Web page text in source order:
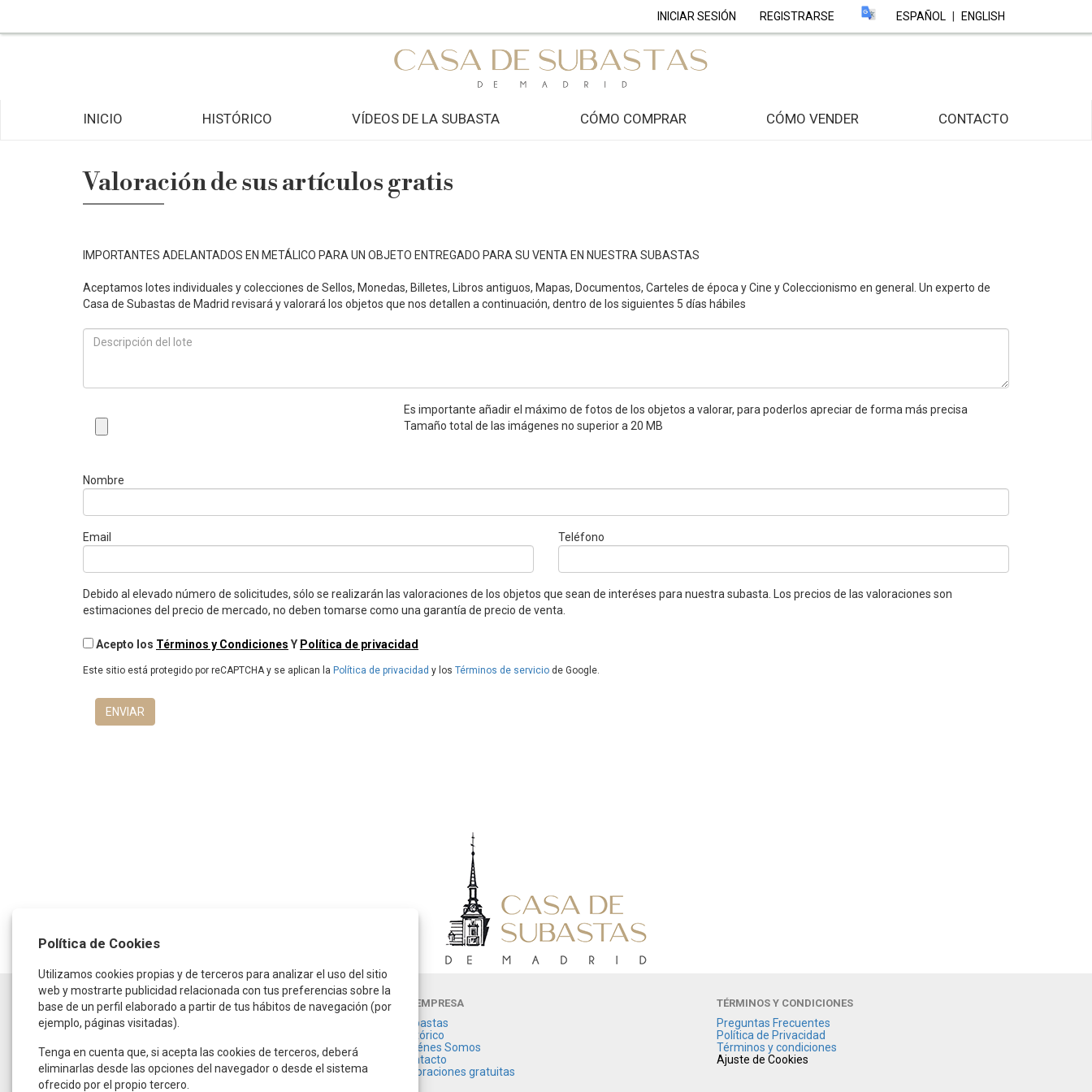
INICIAR SESIÓN REGISTRARSE ESPAÑOL ENGLISH
INICIO HISTÓRICO VÍDEOS DE LA SUBASTA CÓMO COMPRAR CÓMO VENDER CONTACTO
Valoración de sus artículos gratis
IMPORTANTES ADELANTADOS EN METÁLICO PARA UN OBJETO ENTREGADO PARA SU VENTA EN NUESTRA SUBASTAS
Aceptamos lotes individuales y colecciones de Sellos, Monedas, Billetes, Libros antiguos, Mapas, Documentos, Carteles de época y Cine y Coleccionismo en general. Un experto de
Casa de Subastas de Madrid revisará y valorará los objetos que nos detallen a continuación, dentro de los siguientes 5 días hábiles
Es importante añadir el máximo de fotos de los objetos a valorar, para poderlos apreciar de forma más precisa
Tamaño total de las imágenes no superior a 20 MB
Nombre
Email Teléfono
Debido al elevado número de solicitudes, sólo se realizarán las valoraciones de los objetos que sean de interéses para nuestra subasta. Los precios de las valoraciones son
estimaciones del precio de mercado, no deben tomarse como una garantía de precio de venta.
Acepto los Términos y Condiciones Y Política de privacidad
Este sitio está protegido por reCAPTCHA y se aplican la Política de privacidad y los Términos de servicio de Google.
ENVIAR
HORARIO
De lunes a jueves:
de 9:30 a 14:00 horas
Viernes:
De 9:00 a 15:00 horas
LA EMPRESA
Subastas
Histórico
Quiénes Somos
Contacto
Valoraciones gratuitas
TÉRMINOS Y CONDICIONES
Preguntas Frecuentes
Política de Privacidad
Términos y condiciones
Ajuste de Cookies
Política de Cookies
Utilizamos cookies propias y de terceros para analizar el uso del sitio
web y mostrarte publicidad relacionada con tus preferencias sobre la
base de un perfil elaborado a partir de tus hábitos de navegación (por
ejemplo, páginas visitadas).
Tenga en cuenta que, si acepta las cookies de terceros, deberá
eliminarlas desde las opciones del navegador o desde el sistema
ofrecido por el propio tercero.